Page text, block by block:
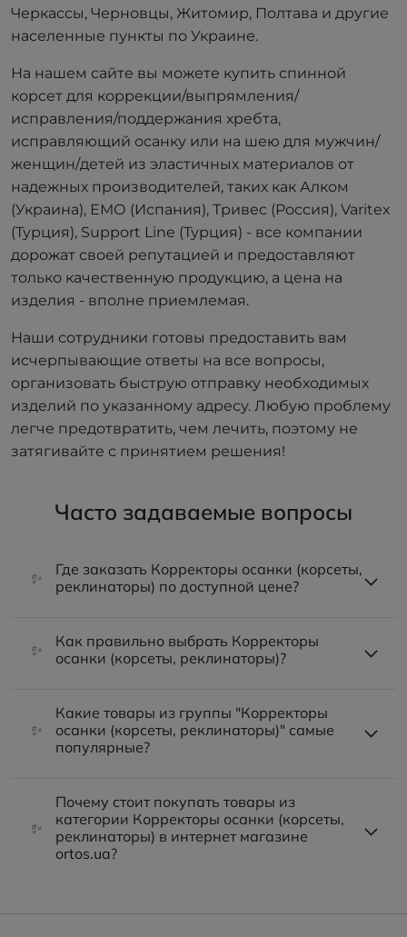
Черкассы, Черновцы, Житомир, Полтава и другие
населенные пункты по Украине.
На нашем сайте вы можете купить спинной
корсет для коррекции/выпрямления/
исправления/поддержания хребта,
исправляющий осанку или на шею для мужчин/
женщин/детей из эластичных материалов от
надежных производителей, таких как Алком
(Украина), ЕМО (Испания), Тривес (Россия), Varitex
(Турция), Support Line (Турция) - все компании
дорожат своей репутацией и предоставляют
только качественную продукцию, а цена на
изделия - вполне приемлемая.
Наши сотрудники готовы предоставить вам
исчерпывающие ответы на все вопросы,
организовать быструю отправку необходимых
изделий по указанному адресу. Любую проблему
легче предотвратить, чем лечить, поэтому не
затягивайте с принятием решения!
Часто задаваемые вопросы
✨
Где заказать Корректоры осанки (корсеты,
реклинаторы) по доступной цене?
✨
Как правильно выбрать Корректоры
осанки (корсеты, реклинаторы)?
✨
Какие товары из группы "Корректоры
осанки (корсеты, реклинаторы)" самые
популярные?
✨
Почему стоит покупать товары из
категории Корректоры осанки (корсеты,
реклинаторы) в интернет магазине
ortos.ua?